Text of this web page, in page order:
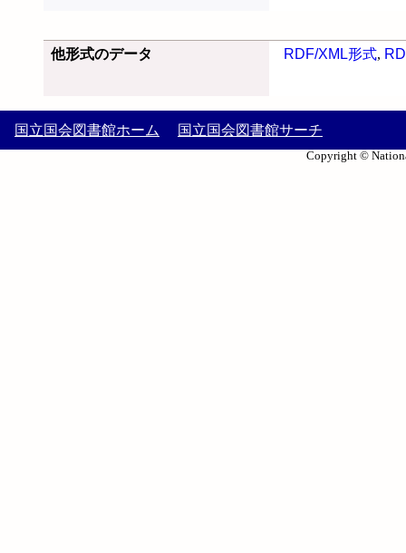
他形式のデータ RDF/XML形式,
国立国会図書館ホーム 国立国会図書館サーチ
Copyright ©